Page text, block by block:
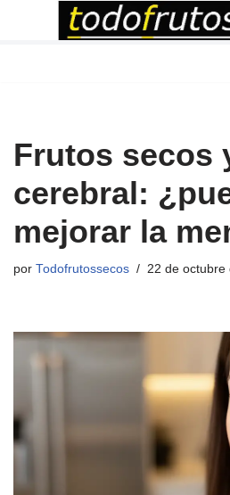
Frutos secos
cerebral:
mejorar la
por Todofrutossecos 22 de octubre